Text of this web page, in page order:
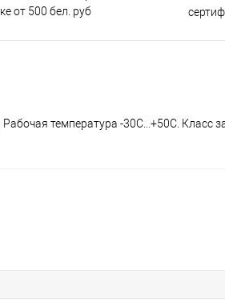
от 500 бел. руб
температура -30С...+50С. Класс